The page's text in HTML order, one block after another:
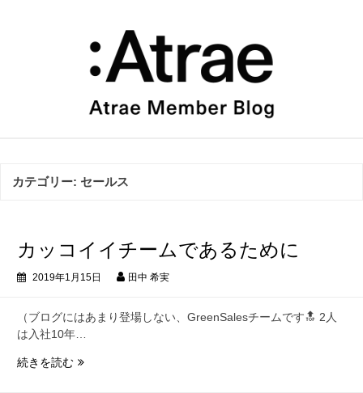
カテゴリー: セールス
カッコイイチームであるために
2019年1月15日 田中 希実
（ブログにはあまり登場しない、GreenSalesチームです🔝 2人
は入社10年…
続きを読むカ